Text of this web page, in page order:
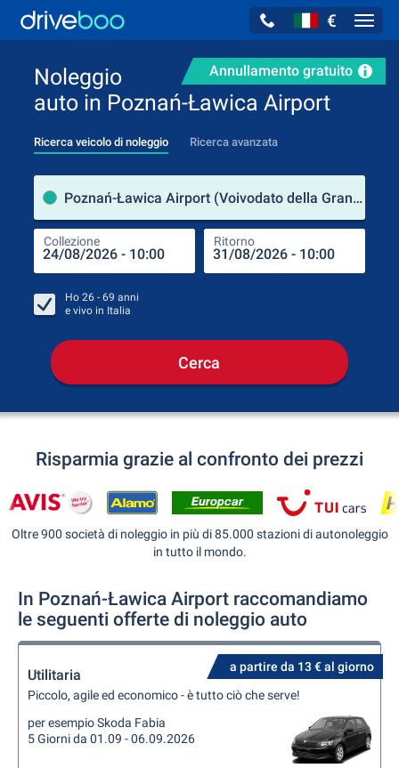
€
Annullamento gratuito
Noleggio
auto in Poznań-Ławica Airport
Ricerca veicolo di noleggio Ricerca avanzata
Poznań-Ławica Airport (Voivodato della Grande Polonia / Polonia)
Collezione Ritorno
Ho 26 - 69 anni
e vivo in Italia
Cerca
Risparmia grazie al confronto dei prezzi
Oltre 900 società di noleggio in più di 85.000 stazioni di autonoleggio
in tutto il mondo.
In Poznań-Ławica Airport raccomandiamo
le seguenti offerte di noleggio auto
a partire da 13 € al giorno
Utilitaria
Piccolo, agile ed economico - è tutto ciò che serve!
per esempio Skoda Fabia
5 Giorni da 01.09 - 06.09.2026